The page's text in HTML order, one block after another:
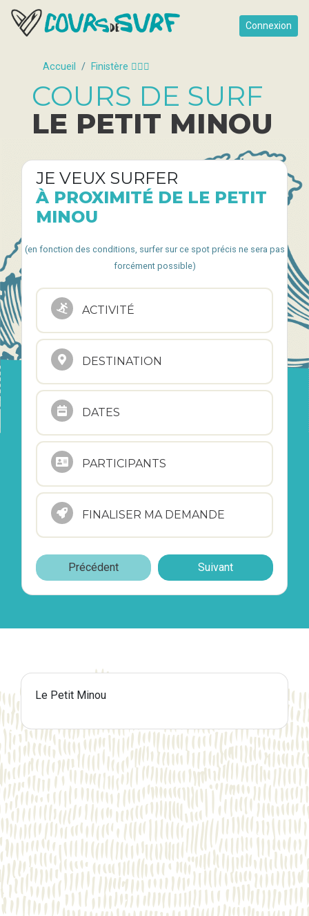
Connexion
Accueil Finistère 🏄🏽‍♂️
COURS DE SURF
LE PETIT MINOU
JE VEUX SURFER
À PROXIMITÉ DE LE PETIT
MINOU
(en fonction des conditions, surfer sur ce spot précis ne sera pas
forcément possible)
ACTIVITÉ
DESTINATION
DATES
PARTICIPANTS
FINALISER MA DEMANDE
Précédent Suivant
Le Petit Minou